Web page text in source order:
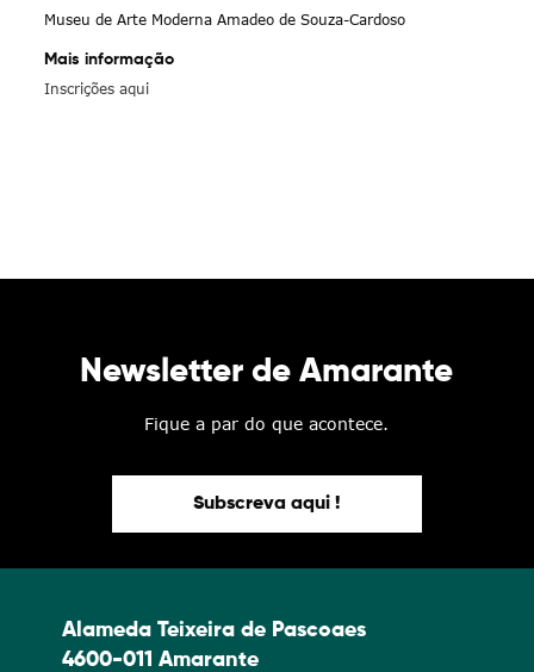
Museu de Arte Moderna Amadeo de Souza-Cardoso
Mais informação
Inscrições aqui
Newsletter de Amarante
Fique a par do que acontece.
Subscreva aqui !
Alameda Teixeira de Pascoaes
4600-011 Amarante